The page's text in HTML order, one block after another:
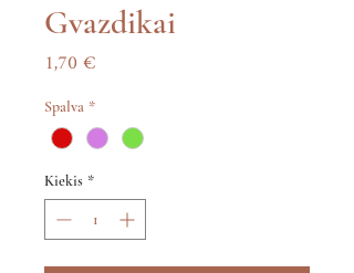
Gvazdikai
1,70 €
Spalva *
Kiekis *